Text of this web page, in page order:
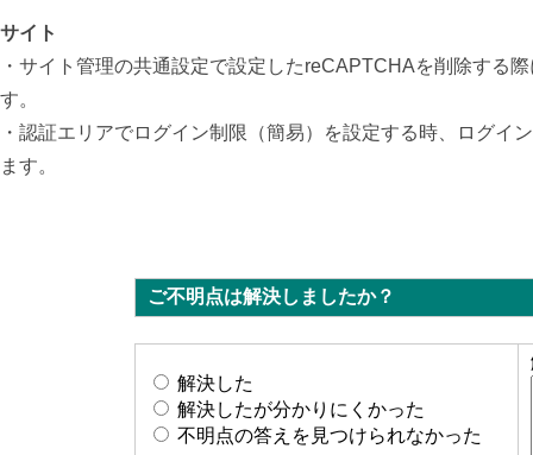
サイト
・サイト管理の共通設定で設定したreCAPTCHAを削除する
す。
・認証エリアでログイン制限（簡易）を設定する時、ログ
ます。